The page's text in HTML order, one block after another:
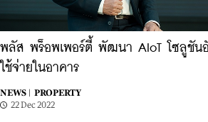
พลัส พร็อพเพอร์ตี้ พัฒนา AIoT โซลูชัน
ใช้จ่ายในอาคาร
NEWS |
PROPERTY
22 Dec 2022